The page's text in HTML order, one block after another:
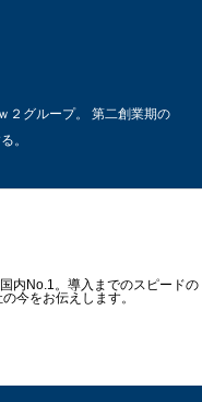
２グループ。 第二創業期の
。
内No.1。導入までのスピードの
今をお伝えします。